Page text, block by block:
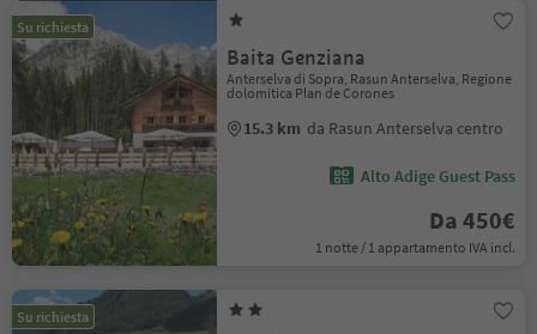
Su richiesta
Baita Genziana
Anterselva di Sopra, Rasun Anterselva, Regione
dolomitica Plan de Corones
15.3 km da Rasun Anterselva centro
Alto Adige Guest Pass
Da 450€
1 notte / 1 appartamento IVA incl.
Su richiesta